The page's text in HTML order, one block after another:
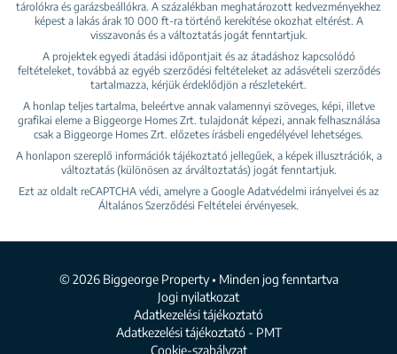
tárolókra és garázsbeállókra. A százalékban meghatározott kedvezményekhez
képest a lakás árak 10 000 ft-ra történő kerekítése okozhat eltérést. A
visszavonás és a változtatás jogát fenntartjuk.
A projektek egyedi átadási időpontjait és az átadáshoz kapcsolódó
feltételeket, továbbá az egyéb szerződési feltételeket az adásvételi szerződés
tartalmazza, kérjük érdeklődjön a részletekért.
A honlap teljes tartalma, beleértve annak valamennyi szöveges, képi, illetve
grafikai eleme a Biggeorge Homes Zrt. tulajdonát képezi, annak felhasználása
csak a Biggeorge Homes Zrt. előzetes írásbeli engedélyével lehetséges.
A honlapon szereplő információk tájékoztató jellegűek, a képek illusztrációk, a
változtatás (különösen az árváltoztatás) jogát fenntartjuk.
Ezt az oldalt reCAPTCHA védi, amelyre a Google Adatvédelmi irányelvei és az
Általános Szerződési Feltételei érvényesek.
© 2026 Biggeorge Property • Minden jog fenntartva
Jogi nyilatkozat
Adatkezelési tájékoztató
Adatkezelési tájékoztató - PMT
Cookie-szabályzat